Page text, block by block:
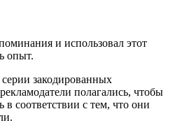
и использовал этот
опыт.
закодированных
полагались, чтобы
в соответствии с тем, что они